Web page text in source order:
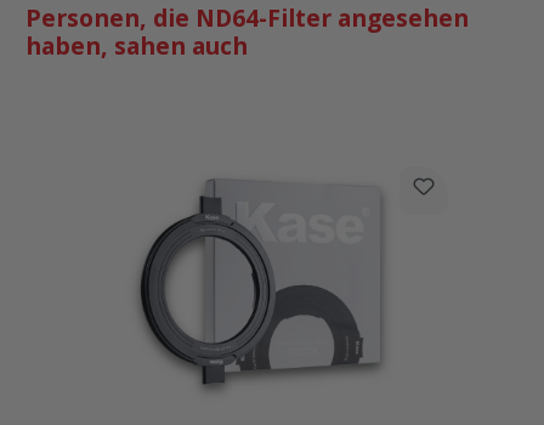
Personen, die ND64-Filter angesehen
haben, sahen auch